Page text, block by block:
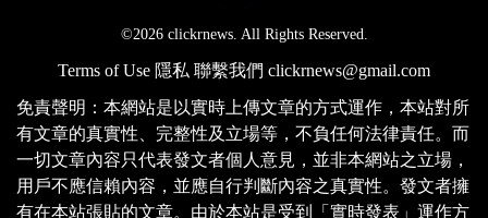
©2026 clickrnews. All Rights Reserved.
Terms of Use 隱私 聯繫我們 clickrnews@gmail.com
免責聲明：本網站是以實時上傳文章的方式運作，本站對所
有文章的真實性、完整性及立場等，不負任何法律責任。而
一切文章內容只代表發文者個人意見，並非本網站之立場，
用戶不應信賴內容，並應自行判斷內容之真實性。發文者擁
有在本站張貼的文章。由於本站是受到「實時發表」運作方